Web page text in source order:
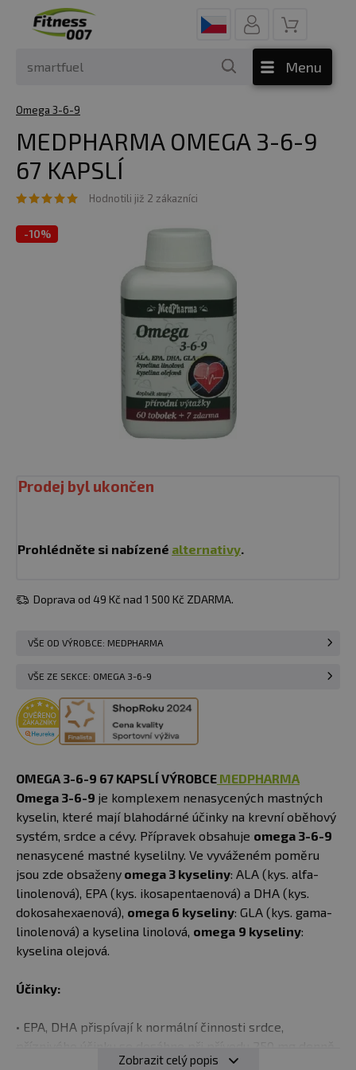
Menu
Omega 3-6-9
MEDPHARMA OMEGA 3-6-9
67 KAPSLÍ
Hodnotili již 2 zákazníci
-10%
Prodej byl ukončen
Prohlédněte si nabízené alternativy.
Doprava od 49 Kč nad 1 500 Kč ZDARMA.
VŠE OD VÝROBCE: MEDPHARMA
VŠE ZE SEKCE: OMEGA 3-6-9
OMEGA 3-6-9 67 KAPSLÍ VÝROBCE MEDPHARMA
Omega 3-6-9 je komplexem nenasycených mastných
kyselin, které mají blahodárné účinky na krevní oběhový
systém, srdce a cévy. Přípravek obsahuje omega 3-6-9
nenasycené mastné kyselilny. Ve vyváženém poměru
jsou zde obsaženy omega 3 kyseliny: ALA (kys. alfa-
linolenová), EPA (kys. ikosapentaenová) a DHA (kys.
dokosahexaenová), omega 6 kyseliny: GLA (kys. gama-
linolenová) a kyselina linolová, omega 9 kyseliny:
kyselina olejová.
Účinky:
• EPA, DHA přispívají k normální činnosti srdce,
• kyselina linolová přispívá k udržení normální hladiny
Zobrazit celý popis